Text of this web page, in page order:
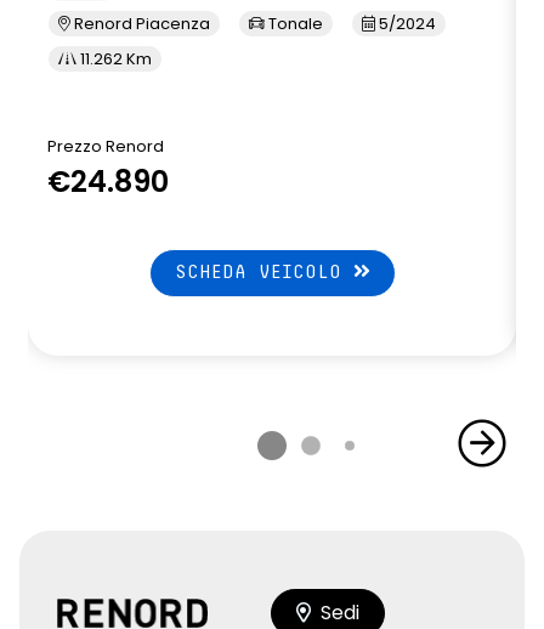
Renord Piacenza Tonale
5/2024
11.262 Km
Prezzo Renord
€24.890
SCHEDA VEICOLO
Sedi